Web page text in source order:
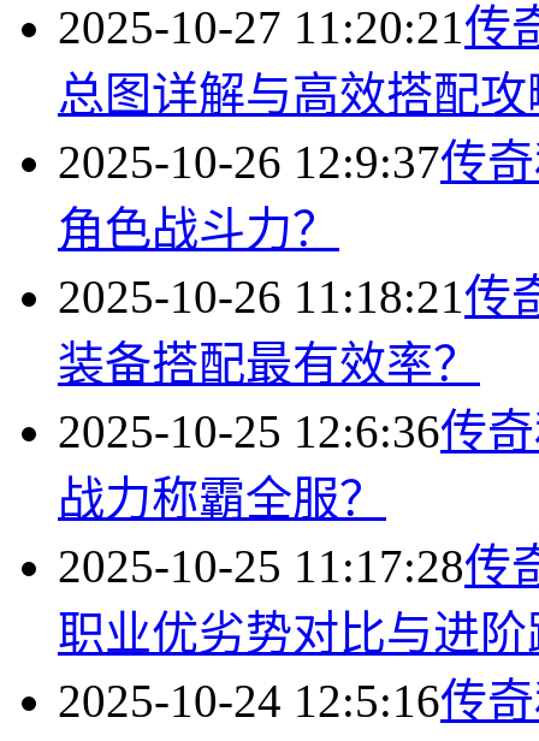
2025-10-27 11:20:21传
总图详解与高效搭配攻
2025-10-26 12:9:37传
角色战斗力？
2025-10-26 11:18:21传
装备搭配最有效率？
2025-10-25 12:6:36传
战力称霸全服？
2025-10-25 11:17:28传
职业优劣势对比与进
2025-10-24 12:5:16传